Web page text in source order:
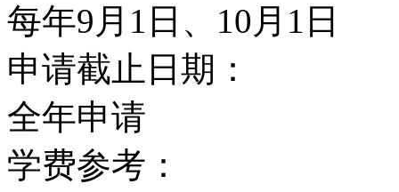
每年9月1日、10月1日
申请截止日期：
全年申请
学费参考：